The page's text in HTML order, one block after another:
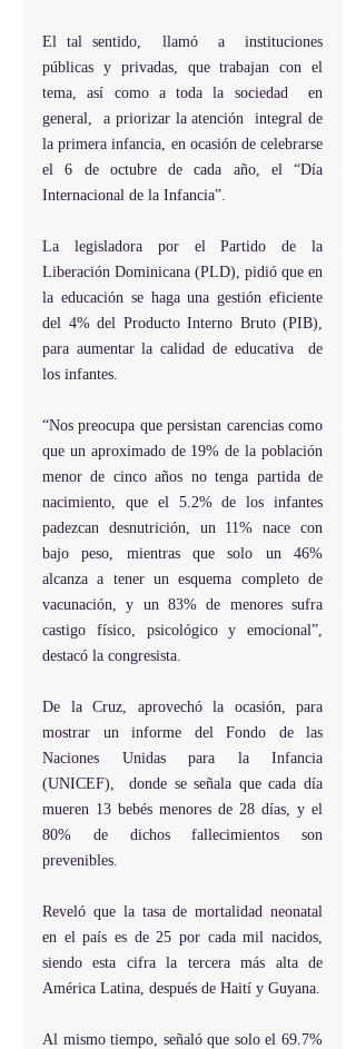
El tal sentido,  llamó  a  instituciones
públicas y privadas, que trabajan con el
tema, así como a toda la sociedad  en
general,  a priorizar la atención  integral de
la primera infancia, en ocasión de celebrarse
el 6 de octubre de cada año, el “Día
Internacional de la Infancia”.
La legisladora por el Partido de la
Liberación Dominicana (PLD), pidió que en
la educación se haga una gestión eficiente
del 4% del Producto Interno Bruto (PIB),
para aumentar la calidad de educativa  de
los infantes.
“Nos preocupa que persistan carencias como
que un aproximado de 19% de la población
menor de cinco años no tenga partida de
nacimiento, que el 5.2% de los infantes
padezcan desnutrición, un 11% nace con
bajo peso, mientras que solo un 46%
alcanza a tener un esquema completo de
vacunación, y un 83% de menores sufra
castigo físico, psicológico y emocional”,
destacó la congresista.
De la Cruz, aprovechó la ocasión, para
mostrar un informe del Fondo de las
Naciones Unidas para la Infancia
(UNICEF),  donde se señala que cada día
mueren 13 bebés menores de 28 días, y el
80% de dichos fallecimientos son
prevenibles.
Reveló que la tasa de mortalidad neonatal
en el país es de 25 por cada mil nacidos,
siendo esta cifra la tercera más alta de
América Latina, después de Haití y Guyana.
Al mismo tiempo, señaló que solo el 69.7%